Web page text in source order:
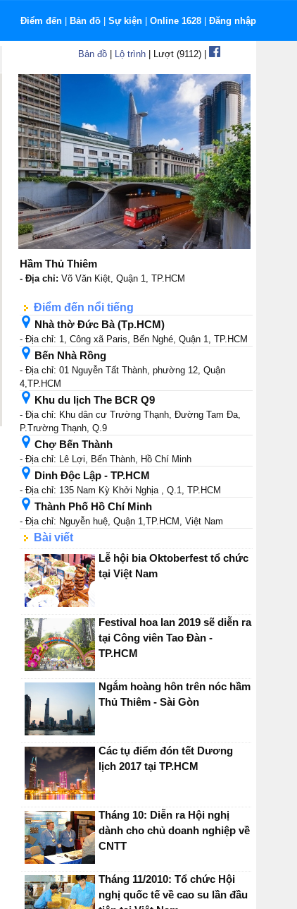
Điểm đến Bản đồ Sự kiện Online 1628 Đăng nhập
Bản đồ Lộ trình | Lượt (9112) |
Hầm Thủ Thiêm
- Địa chỉ: Võ Văn Kiệt, Quận 1, TP.HCM
Điểm đến nổi tiếng
Nhà thờ Đức Bà (Tp.HCM)
- Địa chỉ: 1, Công xã Paris, Bến Nghé, Quận 1, TP.HCM
Bến Nhà Rồng
- Địa chỉ: 01 Nguyễn Tất Thành, phường 12, Quận
4,TP.HCM
Khu du lịch The BCR Q9
- Địa chỉ: Khu dân cư Trường Thạnh, Đường Tam Đa,
P.Trường Thạnh, Q.9
Chợ Bến Thành
- Địa chỉ: Lê Lợi, Bến Thành, Hồ Chí Minh
Dinh Độc Lập - TP.HCM
- Địa chỉ: 135 Nam Kỳ Khởi Nghịa , Q.1, TP.HCM
Thành Phố Hồ Chí Minh
- Địa chỉ: Nguyễn huệ, Quận 1,TP.HCM, Việt Nam
Bài viết
Lễ hội bia Oktoberfest tổ chức
tại Việt Nam
Festival hoa lan 2019 sẽ diễn ra
tại Công viên Tao Đàn -
TP.HCM
Ngắm hoàng hôn trên nóc hầm
Thủ Thiêm - Sài Gòn
Các tụ điểm đón tết Dương
lịch 2017 tại TP.HCM
Tháng 10: Diễn ra Hội nghị
dành cho chủ doanh nghiệp về
CNTT
Tháng 11/2010: Tổ chức Hội
nghị quốc tế về cao su lần đầu